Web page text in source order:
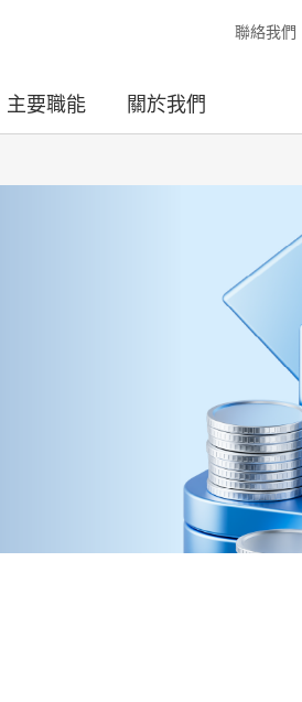
聯絡我們
主要職能 關於我們